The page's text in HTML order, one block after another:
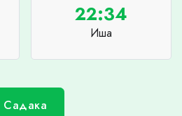
22:34
Иша
Садака